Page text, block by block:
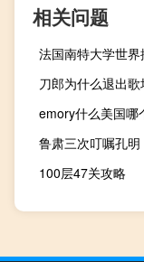
相关问题
法国南特大学世界
刀郎为什么退出歌
emory什么美国哪
鲁肃三次叮嘱孔明
100层47关攻略